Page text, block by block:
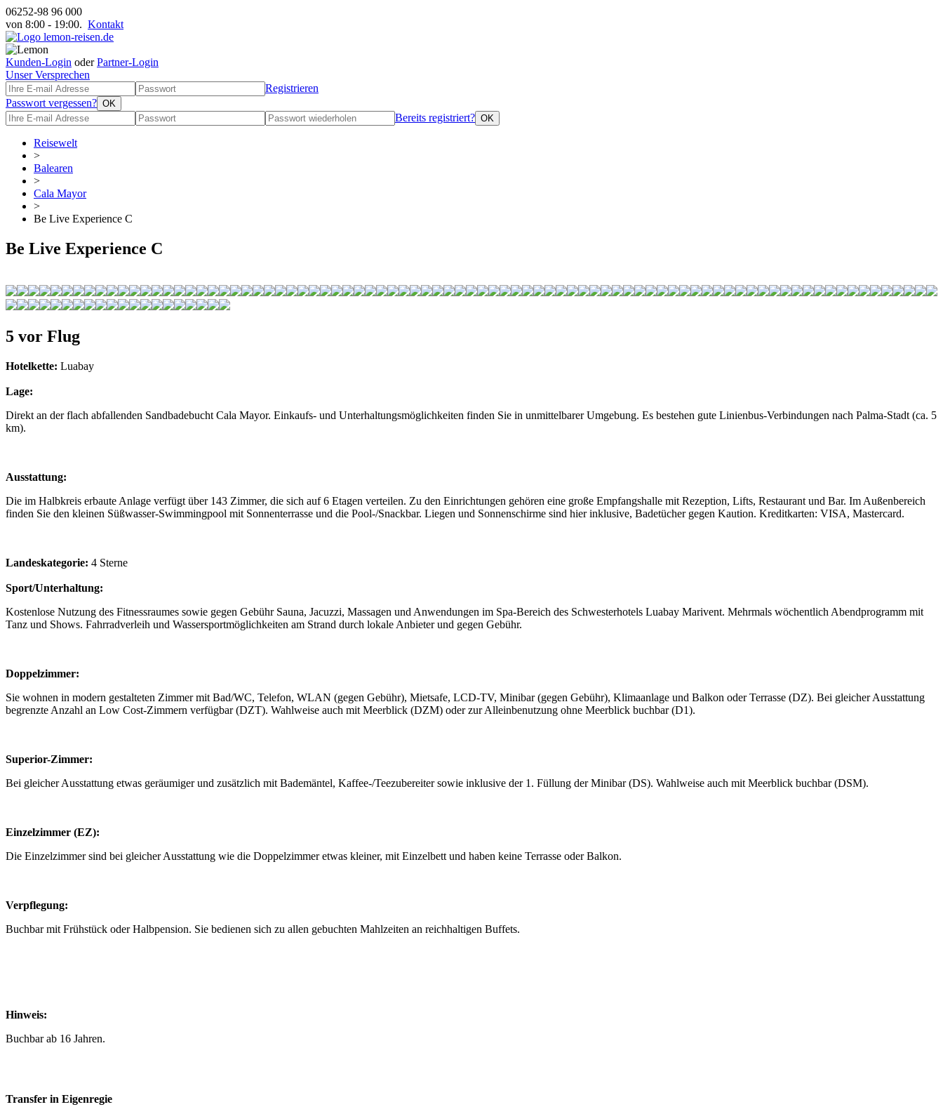
06252-98 96 000
von 8:00 - 19:00. Kontakt
Kunden-Login oderPartner-Login
Unser Versprechen
Registrieren
Passwort vergessen?
Bereits registriert?
Reisewelt
>
Balearen
>
Cala Mayor
>
Be Live Experience C
Be Live Experience C
5 vor Flug
Hotelkette: Luabay
Lage:
Direkt an der flach abfallenden Sandbadebucht Cala Mayor. Einkaufs- und Unterhaltungsmöglichkeiten finden Sie in unmittelbarer Umgebung. Es bestehen gute Linienbus-Verbindungen nach Palma-Stadt (ca. 5
km).
Ausstattung:
Die im Halbkreis erbaute Anlage verfügt über 143 Zimmer, die sich auf 6 Etagen verteilen. Zu den Einrichtungen gehören eine große Empfangshalle mit Rezeption, Lifts, Restaurant und Bar. Im Außenbereich
finden Sie den kleinen Süßwasser-Swimmingpool mit Sonnenterrasse und die Pool-/Snackbar. Liegen und Sonnenschirme sind hier inklusive, Badetücher gegen Kaution. Kreditkarten: VISA, Mastercard.
Landeskategorie: 4 Sterne
Sport/Unterhaltung:
Kostenlose Nutzung des Fitnessraumes sowie gegen Gebühr Sauna, Jacuzzi, Massagen und Anwendungen im Spa-Bereich des Schwesterhotels Luabay Marivent. Mehrmals wöchentlich Abendprogramm mit
Tanz und Shows. Fahrradverleih und Wassersportmöglichkeiten am Strand durch lokale Anbieter und gegen Gebühr.
Doppelzimmer:
Sie wohnen in modern gestalteten Zimmer mit Bad/WC, Telefon, WLAN (gegen Gebühr), Mietsafe, LCD-TV, Minibar (gegen Gebühr), Klimaanlage und Balkon oder Terrasse (DZ). Bei gleicher Ausstattung
begrenzte Anzahl an Low Cost-Zimmern verfügbar (DZT). Wahlweise auch mit Meerblick (DZM) oder zur Alleinbenutzung ohne Meerblick buchbar (D1).
Superior-Zimmer:
Bei gleicher Ausstattung etwas geräumiger und zusätzlich mit Bademäntel, Kaffee-/Teezubereiter sowie inklusive der 1. Füllung der Minibar (DS). Wahlweise auch mit Meerblick buchbar (DSM).
Einzelzimmer (EZ):
Die Einzelzimmer sind bei gleicher Ausstattung wie die Doppelzimmer etwas kleiner, mit Einzelbett und haben keine Terrasse oder Balkon.
Verpflegung:
Buchbar mit Frühstück oder Halbpension. Sie bedienen sich zu allen gebuchten Mahlzeiten an reichhaltigen Buffets.
Hinweis:
Buchbar ab 16 Jahren.
Transfer in Eigenregie